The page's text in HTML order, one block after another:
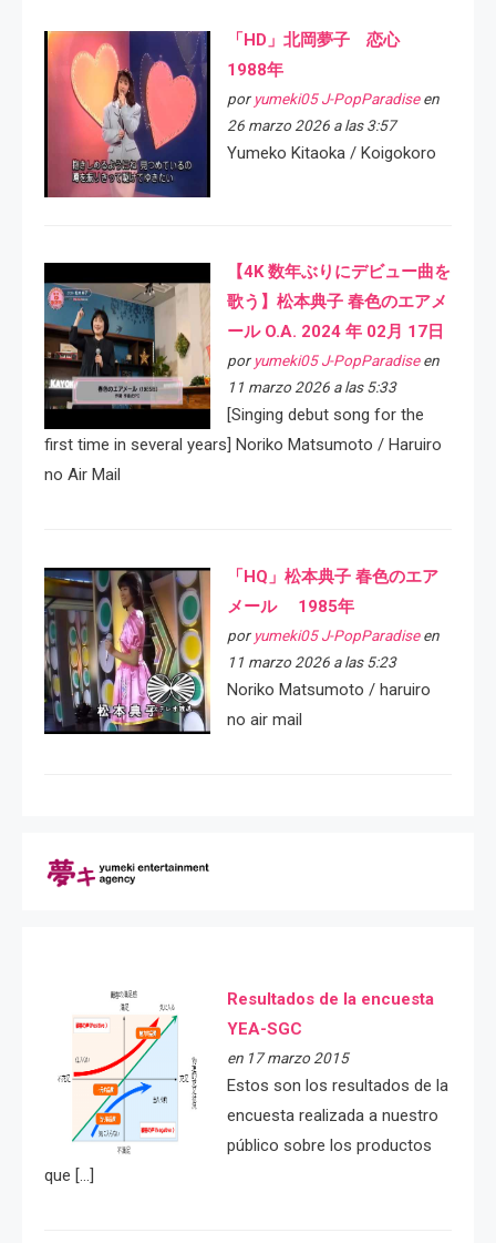
「HD」北岡夢子 恋心
1988年
por yumeki05 J-PopParadiseen
26 marzo 2026 a las 3:57
Yumeko Kitaoka / Koigokoro
【4K 数年ぶりにデビュー曲を
歌う】松本典子 春色のエアメ
ール O.A. 2024 年 02月 17日
por yumeki05 J-PopParadiseen
11 marzo 2026 a las 5:33
[Singing debut song for the
first time in several years] Noriko Matsumoto / Haruiro
no Air Mail
「HQ」松本典子 春色のエア
メール 1985年
por yumeki05 J-PopParadiseen
11 marzo 2026 a las 5:23
Noriko Matsumoto / haruiro
no air mail
Resultados de la encuesta
YEA-SGC
en 17 marzo 2015
Estos son los resultados de la
encuesta realizada a nuestro
público sobre los productos
que […]